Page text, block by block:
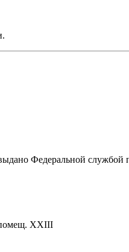
Федеральной
помещ. XXIII